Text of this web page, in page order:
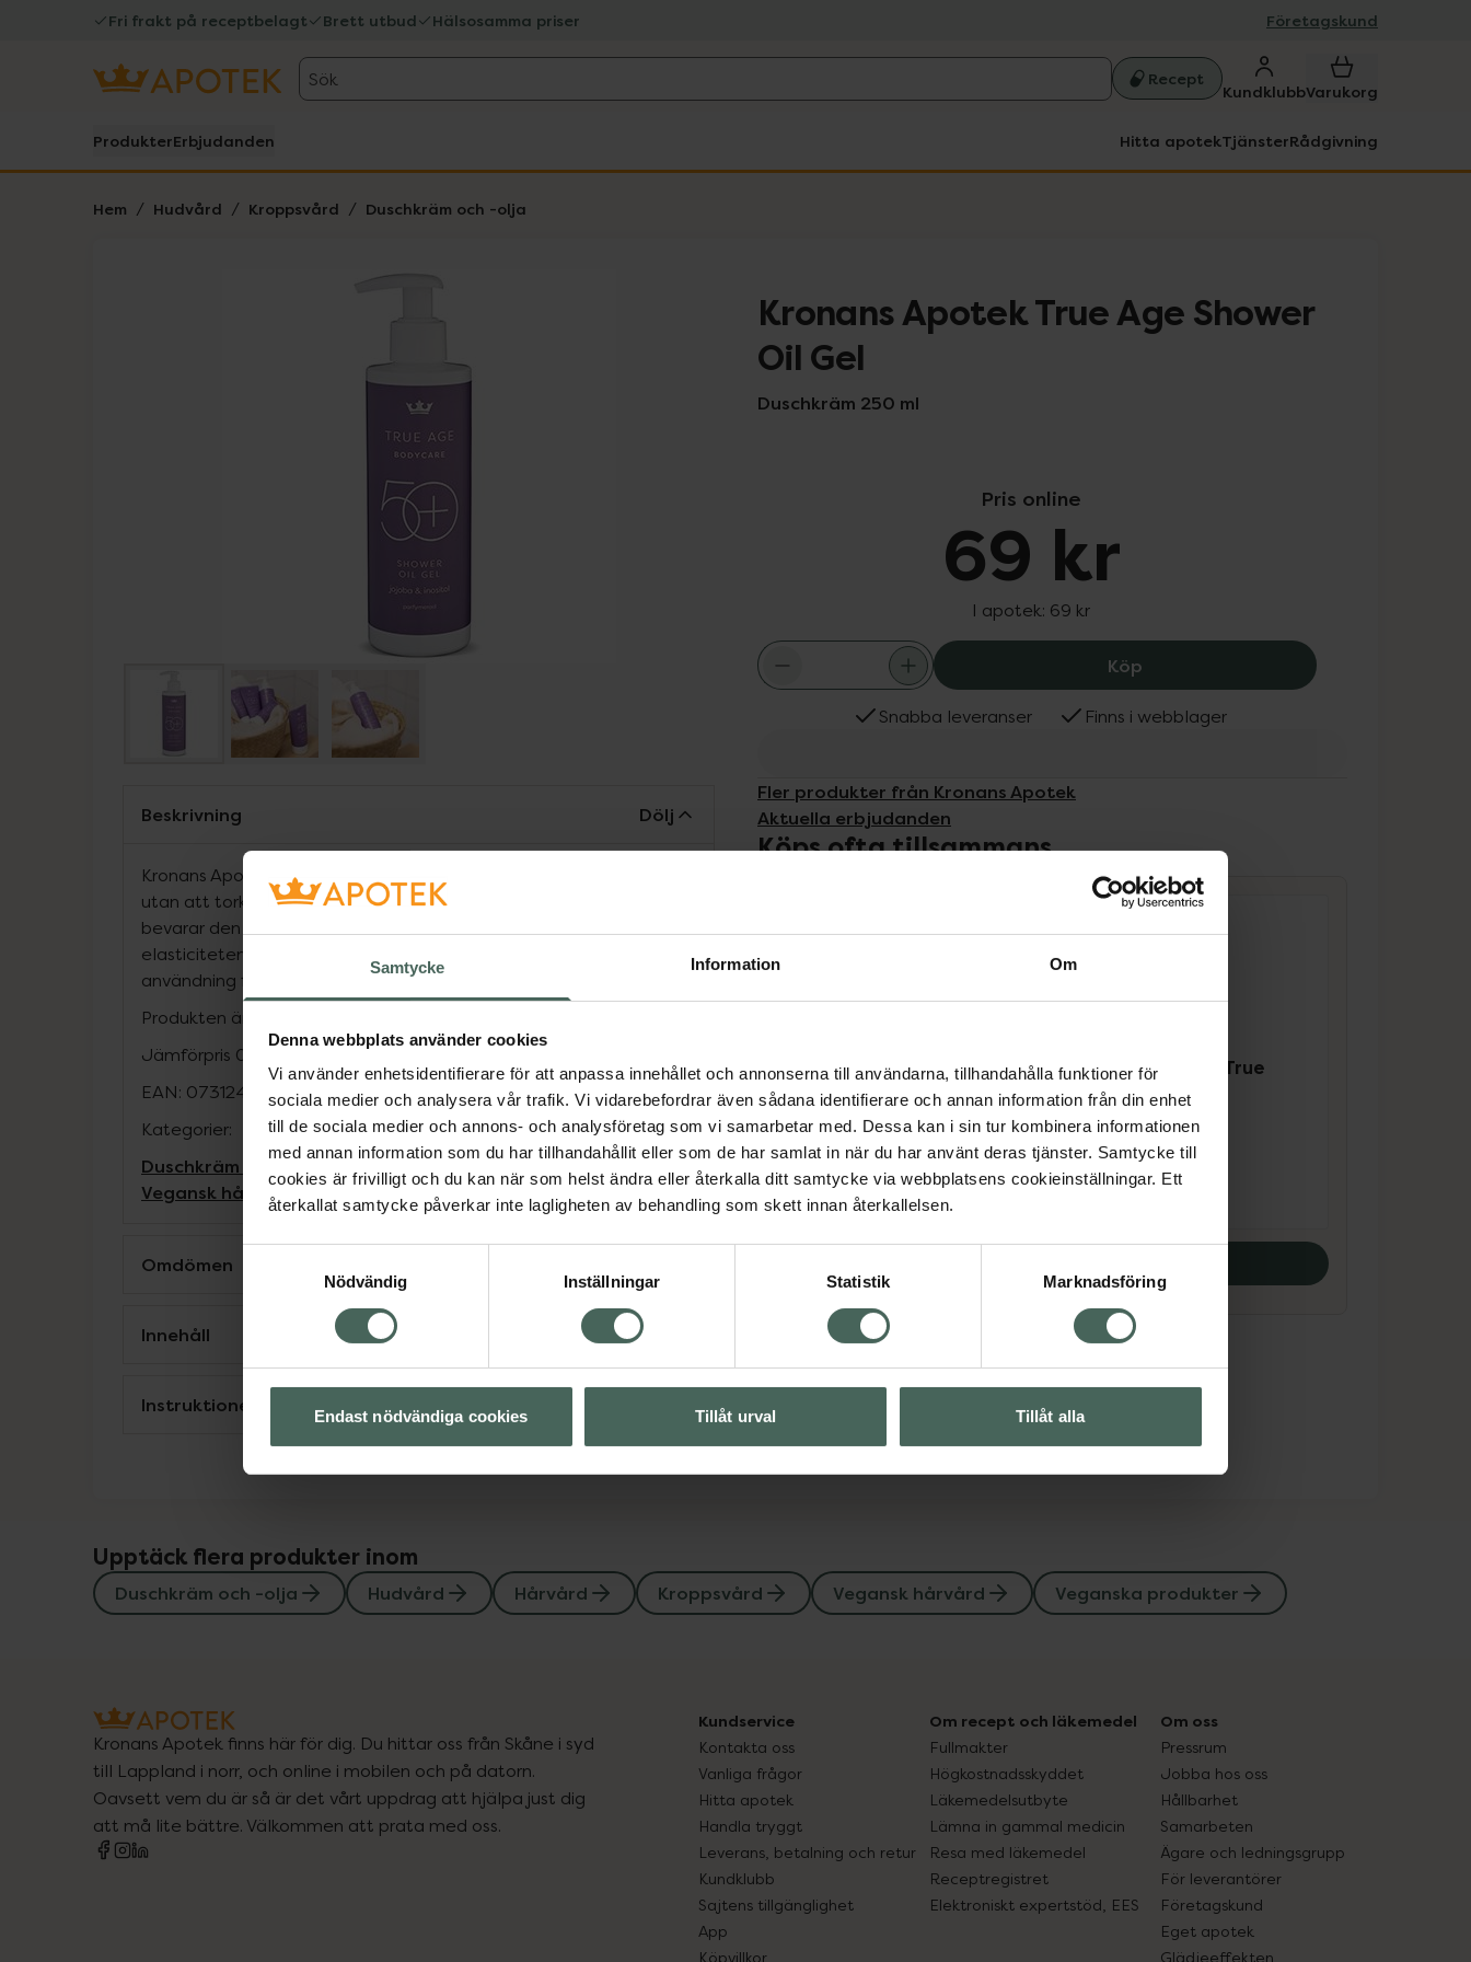
Samtycke Information Om
Denna webbplats använder cookies
Vi använder enhetsidentifierare för att anpassa innehållet och annonserna till användarna, tillhandahålla funktioner för
sociala medier och analysera vår trafik. Vi vidarebefordrar även sådana identifierare och annan information från din enhet
till de sociala medier och annons- och analysföretag som vi samarbetar med. Dessa kan i sin tur kombinera informationen
med annan information som du har tillhandahållit eller som de har samlat in när du har använt deras tjänster. Samtycke till
cookies är frivilligt och du kan när som helst ändra eller återkalla ditt samtycke via webbplatsens cookieinställningar. Ett
återkallat samtycke påverkar inte lagligheten av behandling som skett innan återkallelsen.
Nödvändig
Inställningar Statistik Marknadsföring
Endast nödvändiga cookies Tillåt urval Tillåt alla
Fri frakt på receptbelagt Brett utbud Hälsosamma priser Företagskund
Sök Recept
KundklubbVarukorg
ProdukterErbjudanden Hitta apotekTjänsterRådgivning
Hem Hudvård Kroppsvård Duschkräm och -olja
Kronans Apotek True Age Shower
Oil Gel
Duschkräm 250 ml
Pris online
69 kr
I apotek: 69 kr
Köp Kronans Apotek True Age Shower
Snabba leveranser Finns i webblager
Fler produkter från Kronans Apotek
Aktuella erbjudanden
Köps ofta tillsammans
Kronans Apotek True
Age Shower Oil Gel
Duschkräm 250 ml
Pris online
69 kr
Kronans Apotek True
Age Body Cream
Kroppskräm 150 ml
Pris online
Köp båda för:
138 kr
Beskrivning Dölj
Kronans Apotek True Age Shower Oil Gel rengör huden skonsamt
utan att torka ut. Med beprövade tensider, glycerin och sorbitol
bevarar den hudens fukt och mjukhet, medan inositol förbättrar
elasticiteten och jojobaester mjukgör. Perfekt för daglig
användning för en ren, återfuktad och mjuk hud.
Produkten är vegansk.
Jämförpris 0,28 kr
EAN: 07312489982313
Kategorier:
Duschkräm och -oljaHudvårdHårvårdKroppsvård
Vegansk hårvårdVeganska produkter
Omdömen
Innehåll Visa
Instruktioner
Upptäck flera produkter inom
Duschkräm och -olja Hudvård Hårvård Kroppsvård Vegansk hårvård Veganska produkter
Kronans Apotek finns här för dig. Du hittar oss från Skåne i syd
till Lappland i norr, och online i mobilen och på datorn.
Oavsett vem du är så är det vårt uppdrag att hjälpa just dig
att må lite bättre. Välkommen att prata med oss.
Kundservice
Kontakta oss
Vanliga frågor
Hitta apotek
Handla tryggt
Leverans, betalning och retur
Kundklubb
Sajtens tillgänglighet
App
Köpvillkor
Om recept och läkemedel
Fullmakter
Högkostnadsskyddet
Läkemedelsutbyte
Lämna in gammal medicin
Resa med läkemedel
Receptregistret
Elektroniskt expertstöd, EES
Om oss
Pressrum
Jobba hos oss
Hållbarhet
Samarbeten
Ägare och ledningsgrupp
För leverantörer
Företagskund
Eget apotek
Glädjeeffekten